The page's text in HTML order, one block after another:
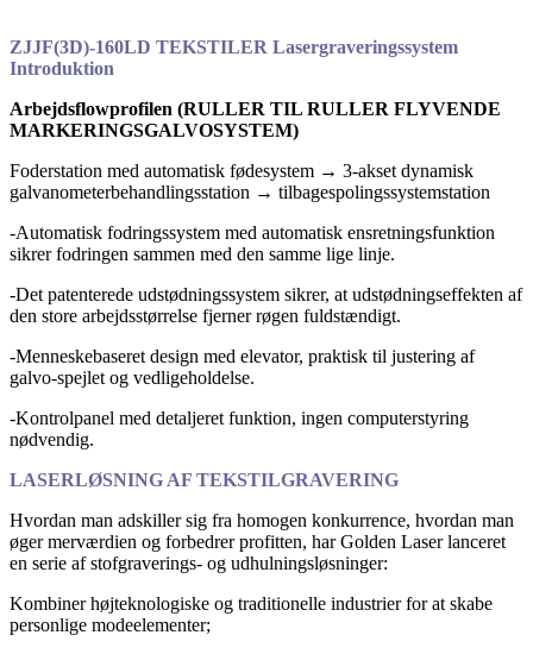
ZJJF(3D)-160LD TEKSTILER Lasergraveringssystem
Introduktion
Arbejdsflowprofilen (RULLER TIL RULLER FLYVENDE
MARKERINGSGALVOSYSTEM)
Foderstation med automatisk fødesystem → 3-akset dynamisk
galvanometerbehandlingsstation → tilbagespolingssystemstation
-Automatisk fodringssystem med automatisk ensretningsfunktion
sikrer fodringen sammen med den samme lige linje.
-Det patenterede udstødningssystem sikrer, at udstødningseffekten af
​​den store arbejdsstørrelse fjerner røgen fuldstændigt.
-Menneskebaseret design med elevator, praktisk til justering af
galvo-spejlet og vedligeholdelse.
-Kontrolpanel med detaljeret funktion, ingen computerstyring
nødvendig.
LASERLØSNING AF TEKSTILGRAVERING
Hvordan man adskiller sig fra homogen konkurrence, hvordan man
øger merværdien og forbedrer profitten, har Golden Laser lanceret
en serie af stofgraverings- og udhulningsløsninger:
Kombiner højteknologiske og traditionelle industrier for at skabe
personlige modeelementer;